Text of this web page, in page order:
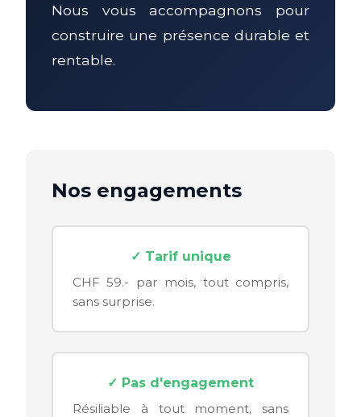
Nous vous accompagnons pour
construire une présence durable et
rentable.
Nos engagements
✓ Tarif unique
CHF 59.- par mois, tout compris,
sans surprise.
✓ Pas d'engagement
Résiliable à tout moment, sans